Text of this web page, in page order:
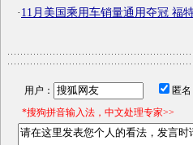
·11月美国乘用车销量通用夺冠 福
用户： 匿
*搜狗拼音输入法，中文处理专家>>